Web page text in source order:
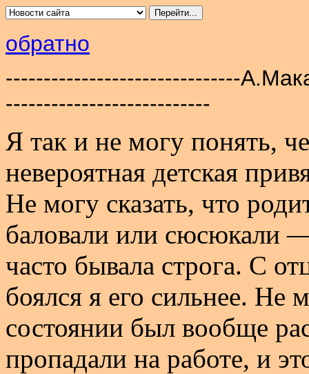
обратно
-------------------------------
---------------------------
Я так и не могу понять,
невероятная детская
Не могу сказать, что
баловали или сюсюкали
часто бывала строга. С
боялся я его сильнее. Не
состоянии был вообще
пропадали на работе, и